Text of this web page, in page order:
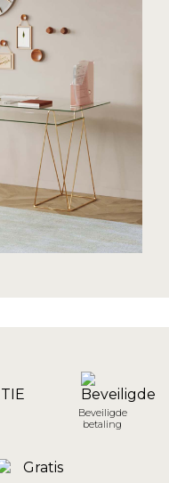
Beveiligde
betaling